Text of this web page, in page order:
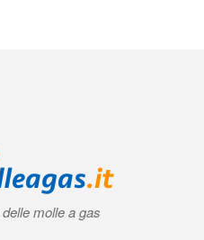
molle a gas